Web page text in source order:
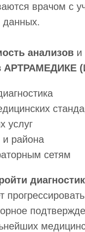
врачом с
данных.
анализов и
АРТРАМЕДИКЕ
услуг
и района
сетям